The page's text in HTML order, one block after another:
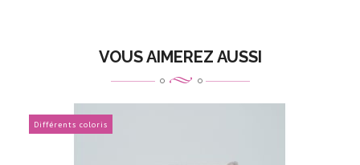
VOUS AIMEREZ AUSSI
Différents coloris